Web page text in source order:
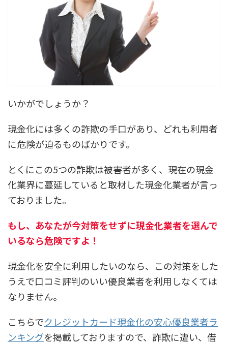
いかがでしょうか？
現金化には多くの詐欺の手口があり、どれも利用者
に危険が迫るものばかりです。
とくにこの5つの詐欺は被害者が多く、現在の現金
化業界に蔓延していると取材した現金化業者が言っ
ておりました。
もし、あなたが今対策をせずに現金化業者を選んで
いるなら危険ですよ！
現金化を安全に利用したいのなら、この対策をした
うえで口コミ評判のいい優良業者を利用しなくては
なりません。
こちらでクレジットカード現金化の安心優良業者ラ
ンキングを掲載しておりますので、詐欺に遭い、借